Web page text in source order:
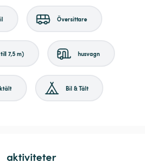
Översittare
7,5 m) husvagn
Bil & Tält
aktiviteter